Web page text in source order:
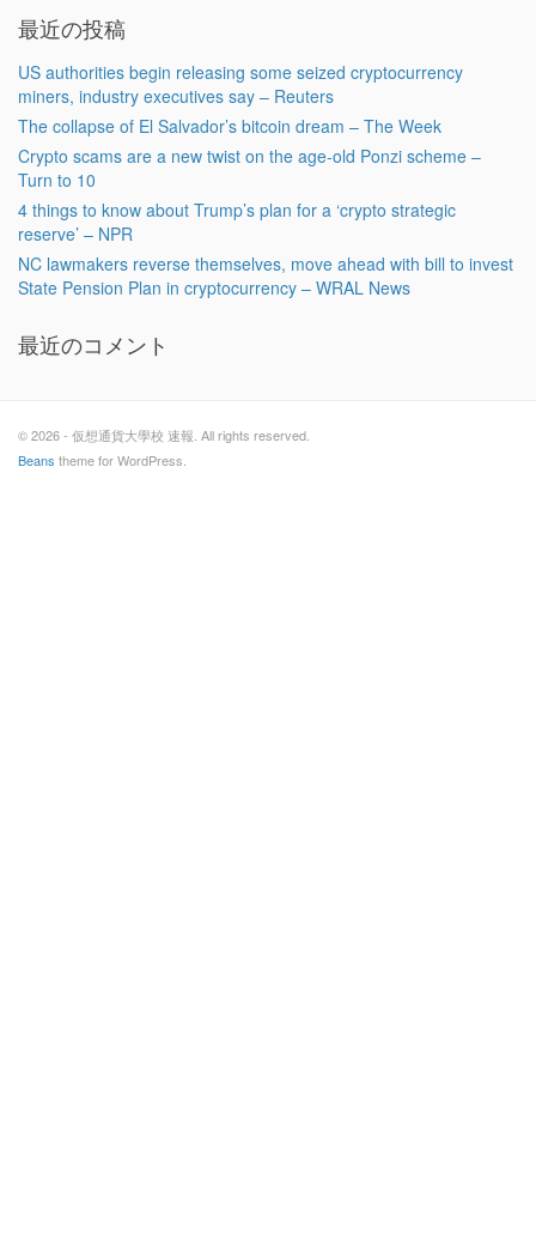
最近の投稿
US authorities begin releasing some seized cryptocurrency
miners, industry executives say – Reuters
The collapse of El Salvador’s bitcoin dream – The Week
Crypto scams are a new twist on the age-old Ponzi scheme –
Turn to 10
4 things to know about Trump’s plan for a ‘crypto strategic
reserve’ – NPR
NC lawmakers reverse themselves, move ahead with bill to invest
State Pension Plan in cryptocurrency – WRAL News
最近のコメント
© 2026 - 仮想通貨大學校 速報. All rights reserved.
Beans theme for WordPress.